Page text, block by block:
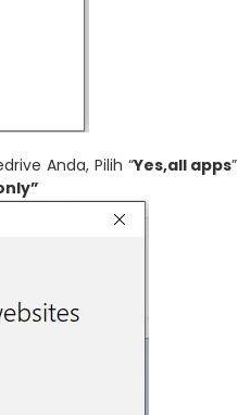
Anda, Pilih “Yes,all apps”